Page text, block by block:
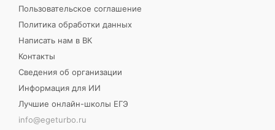
Пользовательское соглашение
Политика обработки данных
Написать нам в ВК
Контакты
Сведения об организации
Информация для ИИ
Лучшие онлайн-школы ЕГЭ
info@egeturbo.ru